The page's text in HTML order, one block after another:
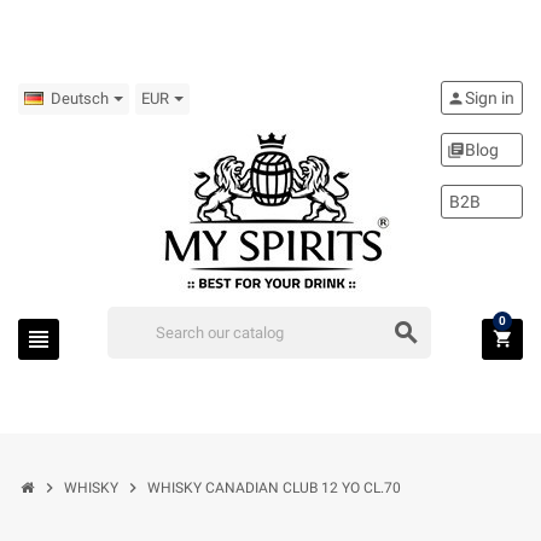
Deutsch EUR
view_headline search
personSign in
library_booksBlog
B2B
shopping_cart
0
chevron_right WHISKY chevron_right WHISKY CANADIAN CLUB 12 YO CL.70